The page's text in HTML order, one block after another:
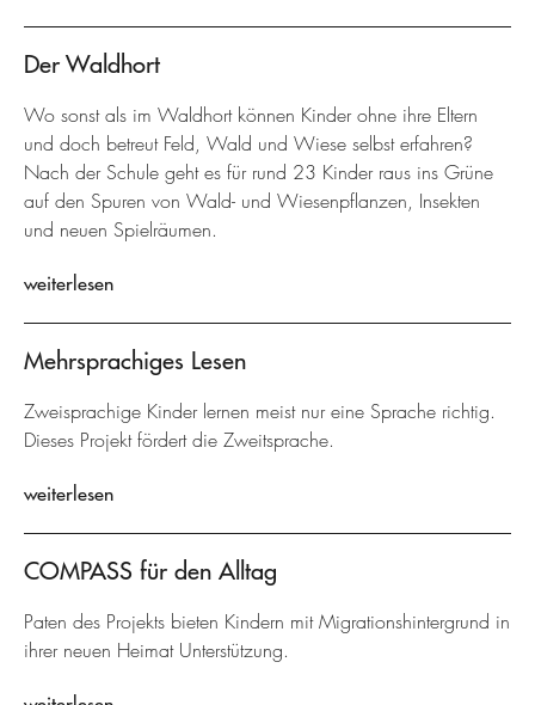
Der Waldhort
Wo sonst als im Waldhort können Kinder ohne ihre Eltern
und doch betreut Feld, Wald und Wiese selbst erfahren?
Nach der Schule geht es für rund 23 Kinder raus ins Grüne
auf den Spuren von Wald- und Wiesenpflanzen, Insekten
und neuen Spielräumen.
weiterlesen
Mehrsprachiges Lesen
Zweisprachige Kinder lernen meist nur eine Sprache richtig.
Dieses Projekt fördert die Zweitsprache.
weiterlesen
COMPASS für den Alltag
Paten des Projekts bieten Kindern mit Migrationshintergrund in
ihrer neuen Heimat Unterstützung.